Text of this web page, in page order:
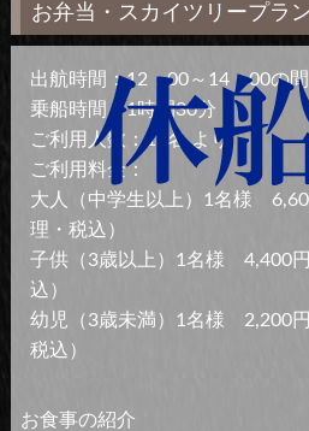
お弁当・スカイツリープラ
出航時間：12：00～14：00の間
乗船時間：1時間30分
ご利用人数：15名 より
ご利用料金：
大人（中学生以上）1名様
理・税込）
子供（3歳以上）1名様 4,400
込）
幼児（3歳未満）1名様 2,200円
税込）
お食事の紹介